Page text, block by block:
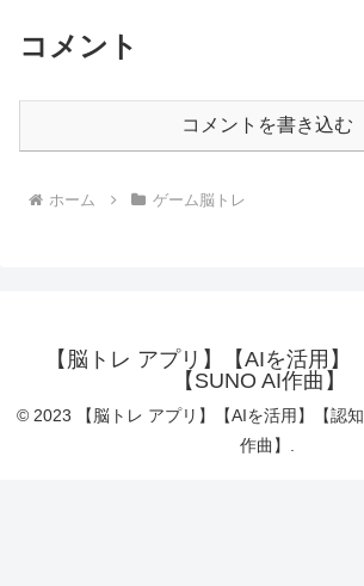
コメント
コメントを書き込む
ホーム ゲーム脳トレ
【脳トレ アプリ】【AIを活用】
【SUNO AI作曲】
© 2023 【脳トレ アプリ】【AIを活用】【認
作曲】.